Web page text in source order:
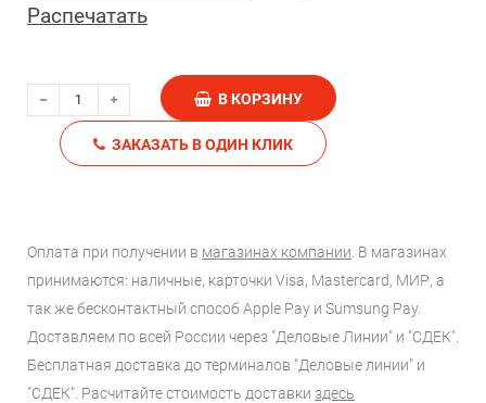
Распечатать
В КОРЗИНУ
ЗАКАЗАТЬ В ОДИН КЛИК
Оплата при получении в магазинах компании . В магазинах
принимаются: наличные, карточки Visa, Mastercard, МИР, а
так же бесконтактный способ Apple Pay и Sumsung Pay.
Доставляем по всей России через "Деловые Линии" и "СДЕК".
Бесплатная доставка до терминалов "Деловые линии" и
"СДЕК". Расчитайте стоимость доставки здесь